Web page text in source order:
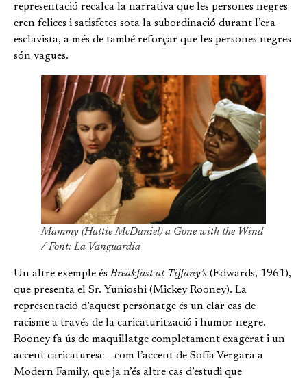
representació recalca la narrativa que les persones negres
eren felices i satisfetes sota la subordinació durant l’era
esclavista, a més de també reforçar que les persones negres
són vagues.
Mammy (Hattie McDaniel) a Gone with the Wind
/ Font: La Vanguardia
Un altre exemple ésBreakfast at Tiffany’s (Edwards, 1961),
que presenta el Sr. Yunioshi (Mickey Rooney). La
representació d’aquest personatge és un clar cas de
racisme a través de la caricaturització i humor negre.
Rooney fa ús de maquillatge completament exagerat i un
accent caricaturesc —com l’accent de Sofía Vergara a
Modern Family, que ja n’és altre cas d’estudi que